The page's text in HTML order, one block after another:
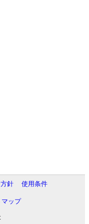
針
使用条件
ップ